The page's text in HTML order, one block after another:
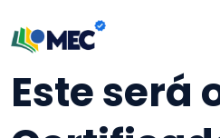
Este será